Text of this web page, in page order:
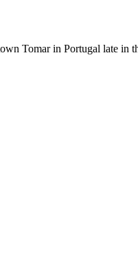
Tomar in Portugal late in